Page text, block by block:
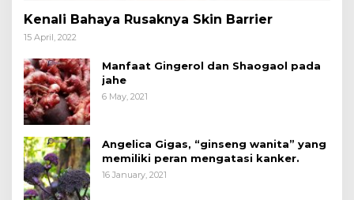
Kenali Bahaya Rusaknya Skin Barrier
15 April, 2022
Manfaat Gingerol dan Shaogaol pada
jahe
6 May, 2021
Angelica Gigas, “ginseng wanita” yang
memiliki peran mengatasi kanker.
16 January, 2021